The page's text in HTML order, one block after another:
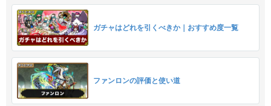
ガチャはどれを引くべきか｜おすすめ度一覧
ファンロンの評価と使い道